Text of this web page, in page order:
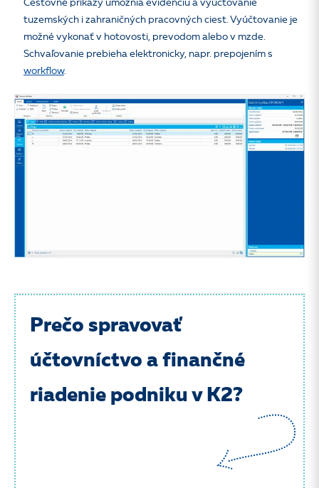
Cestovné príkazy umožnia evidenciu a vyúčtovanie
tuzemských i zahraničných pracovných ciest. Vyúčtovanie je
možné vykonať v hotovosti, prevodom alebo v mzde.
Schvaľovanie prebieha elektronicky, napr. prepojením s
workflow.
Prečo spravovať
účtovníctvo a finančné
riadenie podniku v K2?